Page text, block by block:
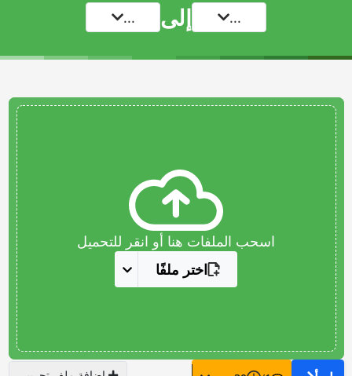
... إلى ...
اسحب الملفات هنا أو انقر للتحميل
اختر ملفًا